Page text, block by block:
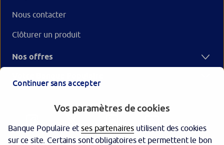
Nous contacter
Clôturer un produit
Nos offres
Continuer sans accepter
Vos paramètres de cookies
Banque Populaire etses partenaires utilisent des cookies
sur ce site. Certains sont obligatoires et permettent le bon